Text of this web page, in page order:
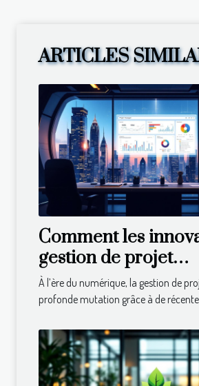
ARTICLES
Comment les
gestion de projet
transforment-elles
entreprises ?
À l’ère du numérique, la gestion de
profonde mutation grâce à de